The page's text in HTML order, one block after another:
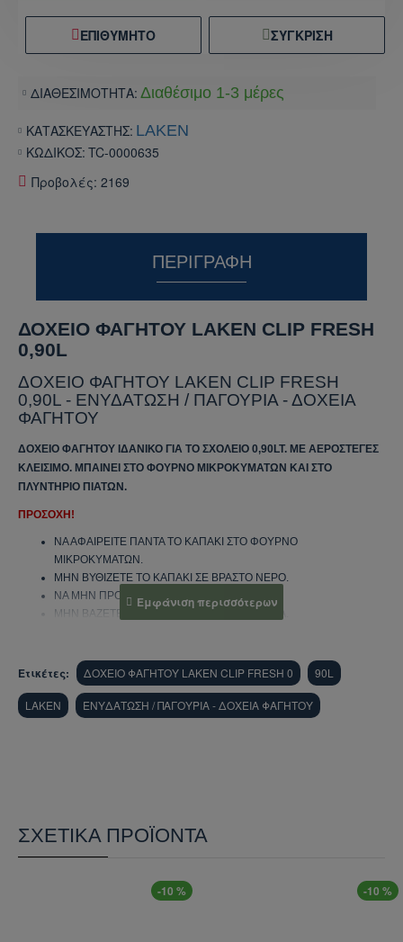
ΔΙΑΘΕΣΙΜΟΤΗΤΑ: Διαθέσιμο 1-3 μέρες
ΚΑΤΑΣΚΕΥΑΣΤΗΣ: LAKEN
ΚΩΔΙΚΟΣ: TC-0000635
Προβολές: 2169
ΕΠΙΘΥΜΗΤΌ ΣΎΓΚΡΙΣΗ
ΠΕΡΙΓΡΑΦΉ
ΔΟΧΕΙΟ ΦΑΓΗΤΟΥ LAKEN CLIP FRESH
0,90L
ΔΟΧΕΙΟ ΦΑΓΗΤΟΥ LAKEN CLIP FRESH
0,90L - ΕΝΥΔΑΤΩΣΗ / ΠΑΓΟΥΡΙΑ - ΔΟΧΕΙΑ
ΦΑΓΗΤΟΥ
ΔΟΧΕΊΟ ΦΑΓΗΤΟΎ ΙΔΑΝΙΚΟ ΓΙΑ ΤΟ ΣΧΟΛΕΊΟ 0,90LT. ΜΕ ΑΕΡΟΣΤΕΓΈΣ
ΚΛΕΊΣΙΜΟ. ΜΠΑΊΝΕΙ ΣΤΟ ΦΟΎΡΝΟ ΜΙΚΡΟΚΥΜΆΤΩΝ ΚΑΙ ΣΤΟ
ΠΛΥΝΤΉΡΙΟ ΠΙΆΤΩΝ.
ΠΡΟΣΟΧΗ!
ΝΑ ΑΦΑΙΡΕΊΤΕ ΠΆΝΤΑ ΤΟ ΚΑΠΆΚΙ ΣΤΟ ΦΟΎΡΝΟ
ΜΙΚΡΟΚΥΜΆΤΩΝ.
ΜΗΝ ΒΥΘΊΖΕΤΕ ΤΟ ΚΑΠΆΚΙ ΣΕ ΒΡΑΣΤΌ ΝΕΡΌ.
ΝΑ ΜΗΝ ΠΡΟΘΕΡΜΑΊΝΕΤΑΙ ΧΩΡΊΣ ΦΑΓΗΤΌ.
ΜΗΝ ΒΆΖΕΤΕ ΚΑΤΕΥΘΕΊΑΝ ΠΆΝΩ ΣΤΗ ΦΩΤΙΆ.
Ετικέτες: ΔΟΧΕΙΟ ΦΑΓΗΤΟΥ LAKEN CLIP FRESH 0 90L
LAKEN ΕΝΥΔΑΤΩΣΗ / ΠΑΓΟΥΡΙΑ - ΔΟΧΕΙΑ ΦΑΓΗΤΟΥ
ΣΧΕΤΙΚΆ ΠΡΟΪΌΝΤΑ
-10 % -10 %